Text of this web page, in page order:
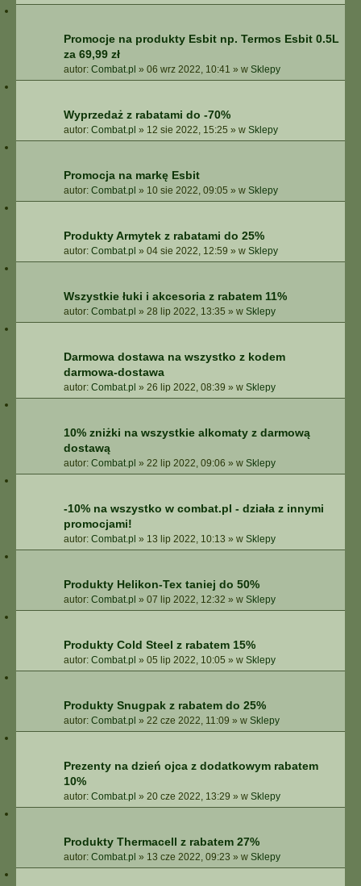
Promocje na produkty Esbit np. Termos Esbit 0.5L
za 69,99 zł
autor: Combat.pl » 06 wrz 2022, 10:41 » w Sklepy
Wyprzedaż z rabatami do -70%
autor: Combat.pl » 12 sie 2022, 15:25 » w Sklepy
Promocja na markę Esbit
autor: Combat.pl » 10 sie 2022, 09:05 » w Sklepy
Produkty Armytek z rabatami do 25%
autor: Combat.pl » 04 sie 2022, 12:59 » w Sklepy
Wszystkie łuki i akcesoria z rabatem 11%
autor: Combat.pl » 28 lip 2022, 13:35 » w Sklepy
Darmowa dostawa na wszystko z kodem
darmowa-dostawa
autor: Combat.pl » 26 lip 2022, 08:39 » w Sklepy
10% zniżki na wszystkie alkomaty z darmową
dostawą
autor: Combat.pl » 22 lip 2022, 09:06 » w Sklepy
-10% na wszystko w combat.pl - działa z innymi
promocjami!
autor: Combat.pl » 13 lip 2022, 10:13 » w Sklepy
Produkty Helikon-Tex taniej do 50%
autor: Combat.pl » 07 lip 2022, 12:32 » w Sklepy
Produkty Cold Steel z rabatem 15%
autor: Combat.pl » 05 lip 2022, 10:05 » w Sklepy
Produkty Snugpak z rabatem do 25%
autor: Combat.pl » 22 cze 2022, 11:09 » w Sklepy
Prezenty na dzień ojca z dodatkowym rabatem
10%
autor: Combat.pl » 20 cze 2022, 13:29 » w Sklepy
Produkty Thermacell z rabatem 27%
autor: Combat.pl » 13 cze 2022, 09:23 » w Sklepy